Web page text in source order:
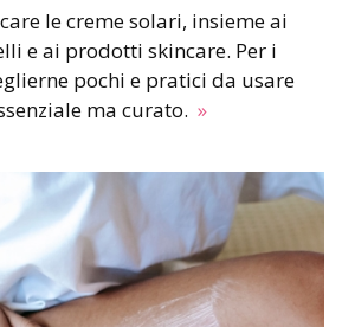
le creme solari, insieme ai
e ai prodotti skincare. Per i
pochi e pratici da usare
ma curato. »